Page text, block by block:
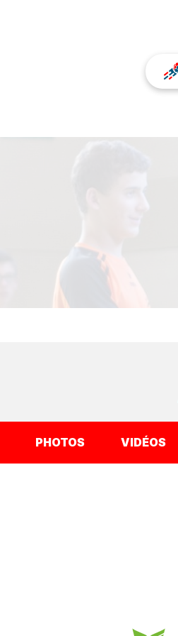
PHOTOS VIDÉOS